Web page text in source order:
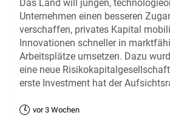
Das Land will jungen,
Unternehmen einen besseren
verschaffen, privates Kapital
Innovationen schneller in
Arbeitsplätze umsetzen. Dazu
eine neue
erste Investment hat der
vor 3 Wochen